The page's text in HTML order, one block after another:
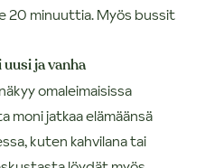
20 minuuttia. Myös bussit
ja vanha
omaleimaisissa
moni jatkaa elämäänsä
kuten kahvilana tai